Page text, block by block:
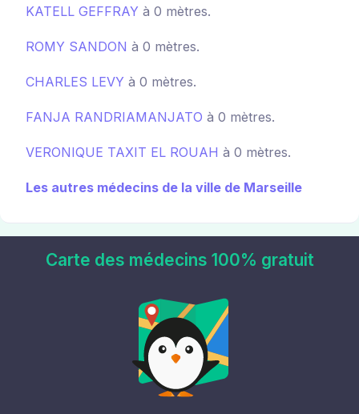
KATELL GEFFRAY à 0 mètres.
ROMY SANDON à 0 mètres.
CHARLES LEVY à 0 mètres.
FANJA RANDRIAMANJATO à 0 mètres.
VERONIQUE TAXIT EL ROUAH à 0 mètres.
Les autres médecins de la ville de Marseille
Carte des médecins 100% gratuit